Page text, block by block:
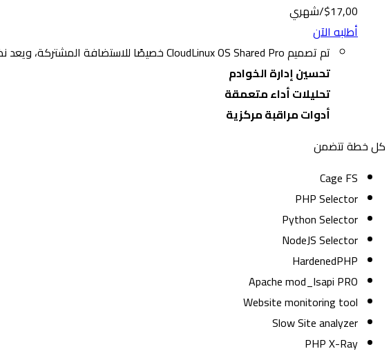
$17,00/شهري
أطلبه الآن
تم تصميم CloudLinux OS Shared Pro خصيصًا للاستضافة المشتركة، ويعد نظام تشغيل متطور يوفر لمزودي خدمات الاستضافة ما يحتاجونه، مثل
تحسين إدارة الخوادم
تحليلات أداء متعمقة
أدوات مراقبة مركزية
كل خطة تتضمن
Cage FS
PHP Selector
Python Selector
NodeJS Selector
HardenedPHP
Apache mod_lsapi PRO
Website monitoring tool
Slow Site analyzer
PHP X-Ray